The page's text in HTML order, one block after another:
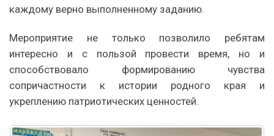
каждому верно выполненному заданию.
Мероприятие не только позволило ребятам
интересно и с пользой провести время, но и
способствовало формированию чувства
сопричастности к истории родного края и
укреплению патриотических ценностей.